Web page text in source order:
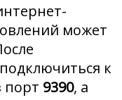
может
к
порт 9390, а